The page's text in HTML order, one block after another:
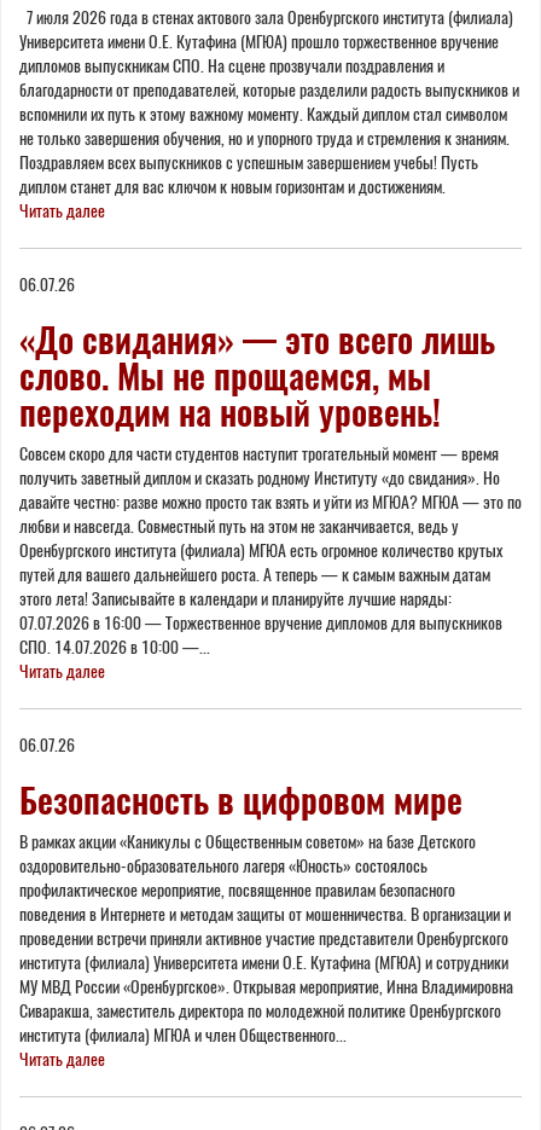
7 июля 2026 года в стенах актового зала Оренбургского института (филиала)
Университета имени О.Е. Кутафина (МГЮА) прошло торжественное вручение
дипломов выпускникам СПО. На сцене прозвучали поздравления и
благодарности от преподавателей, которые разделили радость выпускников и
вспомнили их путь к этому важному моменту. Каждый диплом стал символом
не только завершения обучения, но и упорного труда и стремления к знаниям.
Поздравляем всех выпускников с успешным завершением учебы! Пусть
диплом станет для вас ключом к новым горизонтам и достижениям.
Читать далее
06.07.26
«До свидания» — это всего лишь
слово. Мы не прощаемся, мы
переходим на новый уровень!
Совсем скоро для части студентов наступит трогательный момент — время
получить заветный диплом и сказать родному Институту «до свидания». Но
давайте честно: разве можно просто так взять и уйти из МГЮА? МГЮА — это по
любви и навсегда. Совместный путь на этом не заканчивается, ведь у
Оренбургского института (филиала) МГЮА есть огромное количество крутых
путей для вашего дальнейшего роста. А теперь — к самым важным датам
этого лета! Записывайте в календари и планируйте лучшие наряды:
07.07.2026 в 16:00 — Торжественное вручение дипломов для выпускников
СПО. 14.07.2026 в 10:00 —...
Читать далее
06.07.26
Безопасность в цифровом мире
В рамках акции «Каникулы с Общественным советом» на базе Детского
оздоровительно-образовательного лагеря «Юность» состоялось
профилактическое мероприятие, посвященное правилам безопасного
поведения в Интернете и методам защиты от мошенничества. В организации и
проведении встречи приняли активное участие представители Оренбургского
института (филиала) Университета имени О.Е. Кутафина (МГЮА) и сотрудники
МУ МВД России «Оренбургское». Открывая мероприятие, Инна Владимировна
Сиваракша, заместитель директора по молодежной политике Оренбургского
института (филиала) МГЮА и член Общественного...
Читать далее